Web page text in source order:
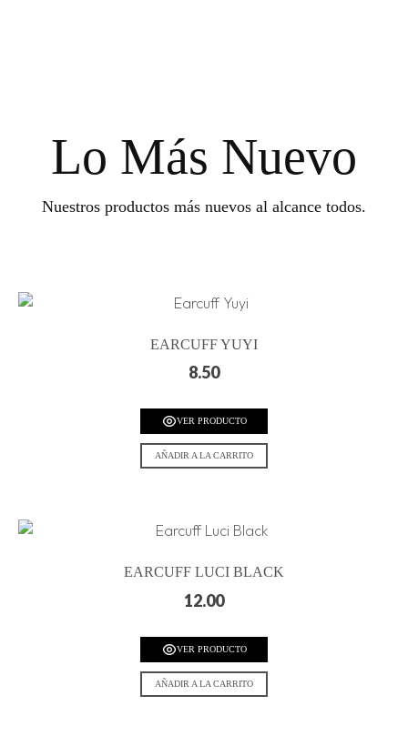
Lo Más Nuevo
Nuestros productos más nuevos al alcance todos.
EARCUFF YUYI
8.50
VER PRODUCTO
AÑADIR A LA CARRITO
EARCUFF LUCI BLACK
12.00
VER PRODUCTO
AÑADIR A LA CARRITO